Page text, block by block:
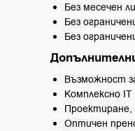
Без месечен
Без
Без
Възможност
Комплексно
Проектиране,
Оптичен